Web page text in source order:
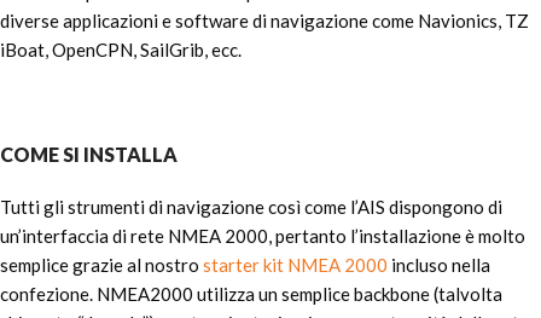
diverse applicazioni e software di navigazione come Navionics, TZ
iBoat, OpenCPN, SailGrib, ecc.
COME SI INSTALLA
Tutti gli strumenti di navigazione così come l’AIS dispongono di
un’interfaccia di rete NMEA 2000, pertanto l’installazione è molto
semplice grazie al nostro starter kit NMEA 2000 incluso nella
confezione. NMEA2000 utilizza un semplice backbone (talvolta